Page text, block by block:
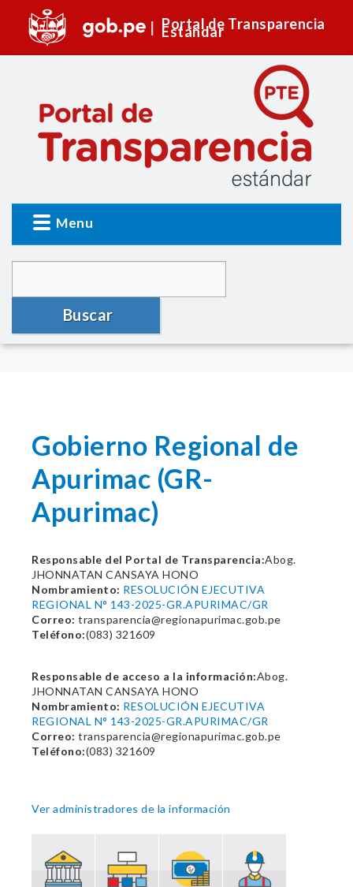
Portal de Transparencia
Estándar
Menu
Buscar
Gobierno Regional de
Apurimac (GR-
Apurimac)
Responsable del Portal de Transparencia:Abog.
JHONNATAN CANSAYA HONO
Nombramiento: RESOLUCIÓN EJECUTIVA
REGIONAL N° 143-2025-GR.APURIMAC/GR
Correo: transparencia@regionapurimac.gob.pe
Teléfono:(083) 321609
Responsable de acceso a la información:Abog.
JHONNATAN CANSAYA HONO
Nombramiento: RESOLUCIÓN EJECUTIVA
REGIONAL N° 143-2025-GR.APURIMAC/GR
Correo: transparencia@regionapurimac.gob.pe
Teléfono:(083) 321609
Ver administradores de la información